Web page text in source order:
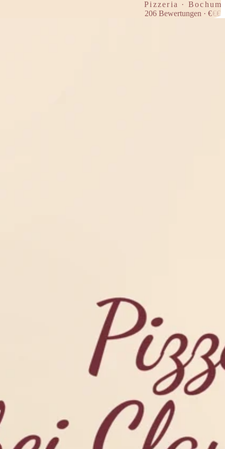
Pizzeria · Bochum
206 Bewertungen ·€€€